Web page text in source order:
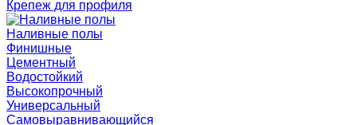
Крепеж для профиля
Наливные полы
Финишные
Цементный
Водостойкий
Высокопрочный
Универсальный
Самовыравнивающийся